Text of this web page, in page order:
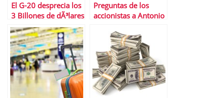
El G-20 desprecia los
3 Billones de dÃ³lares
que se pierden en
corrupciÃ³n cada
aÃ±o
Preguntas de los
accionistas a Antonio